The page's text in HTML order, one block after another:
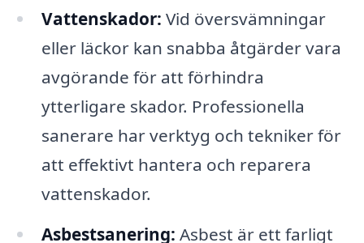
Vattenskador: Vid översvämningar
eller läckor kan snabba åtgärder vara
avgörande för att förhindra
ytterligare skador. Professionella
sanerare har verktyg och tekniker för
att effektivt hantera och reparera
vattenskador.
Asbestsanering: Asbest är ett farligt